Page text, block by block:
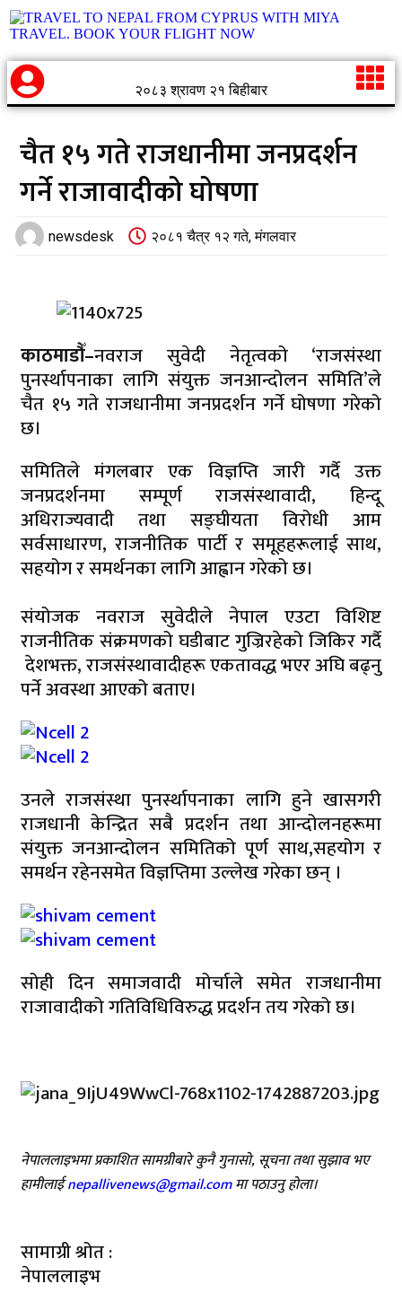
२०८३ श्रावण २१ बिहीबार
चैत १५ गते राजधानीमा जनप्रदर्शन
गर्ने राजावादीको घोषणा
newsdesk २०८१ चैत्र १२ गते, मंगलवार
काठमाडौँ–नवराज सुवेदी नेतृत्वको ‘राजसंस्था
पुनर्स्थापनाका लागि संयुक्त जनआन्दोलन समिति’ले
चैत १५ गते राजधानीमा जनप्रदर्शन गर्ने घोषणा गरेको
छ।
समितिले मंगलबार एक विज्ञप्ति जारी गर्दै उक्त
जनप्रदर्शनमा सम्पूर्ण राजसंस्थावादी, हिन्दू
अधिराज्यवादी तथा सङ्घीयता विरोधी आम
सर्वसाधारण, राजनीतिक पार्टी र समूहहरूलाई साथ,
सहयोग र समर्थनका लागि आह्वान गरेको छ।
संयोजक नवराज सुवेदीले नेपाल एउटा विशिष्ट
राजनीतिक संक्रमणको घडीबाट गुज्रिरहेको जिकिर गर्दै
देशभक्त, राजसंस्थावादीहरू एकतावद्ध भएर अघि बढ्नु
पर्ने अवस्था आएको बताए।
उनले राजसंस्था पुनर्स्थापनाका लागि हुने खासगरी
राजधानी केन्द्रित सबै प्रदर्शन तथा आन्दोलनहरूमा
संयुक्त जनआन्दोलन समितिको पूर्ण साथ,सहयोग र
समर्थन रहेनसमेत विज्ञप्तिमा उल्लेख गरेका छन् ।
सोही दिन समाजवादी मोर्चाले समेत राजधानीमा
राजावादीको गतिविधिविरुद्ध प्रदर्शन तय गरेको छ।
नेपाललाइभमा प्रकाशित सामग्रीबारे कुनै गुनासो, सूचना तथा सुझाव भए
हामीलाईnepallivenews@gmail.comमा पठाउनु होला।
सामाग्री श्रोत :
नेपाललाइभ